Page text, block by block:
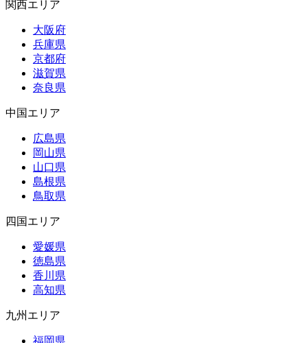
関西エリア
大阪府
兵庫県
京都府
滋賀県
奈良県
中国エリア
広島県
岡山県
山口県
島根県
鳥取県
四国エリア
愛媛県
徳島県
香川県
高知県
九州エリア
福岡県